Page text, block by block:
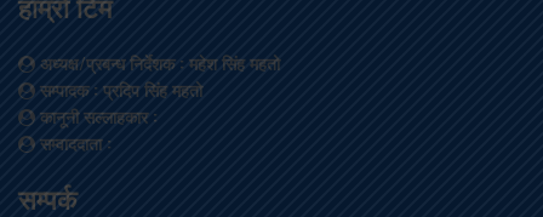
हाम्रो टिम
अध्यक्ष/प्रबन्ध निर्देशक: महेश सिंह महतो
सम्पादक: प्रदिप सिंह महतो
कानूनी सल्लाहकार:
सम्वाददाता:
सम्पर्क